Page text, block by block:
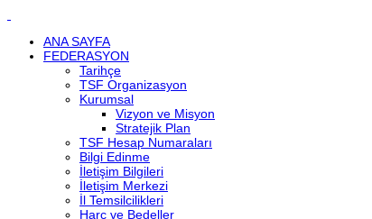
ANA SAYFA
FEDERASYON
Tarihçe
TSF Organizasyon
Kurumsal
Vizyon ve Misyon
Stratejik Plan
TSF Hesap Numaraları
Bilgi Edinme
İletişim Bilgileri
İletişim Merkezi
İl Temsilcilikleri
Harç ve Bedeller